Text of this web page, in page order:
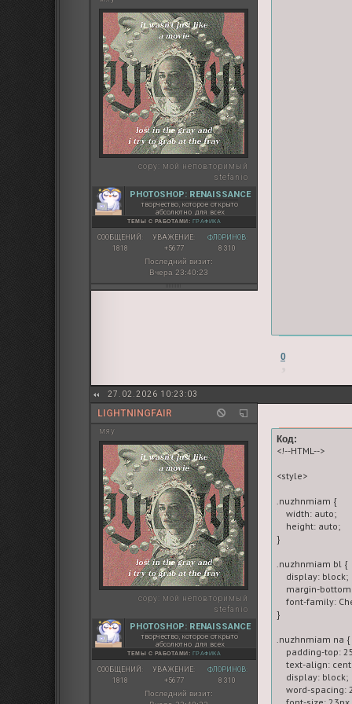
copy:
мой неповторимый
stefanio
PHOTOSHOP: RENAISSANCE
творчество, которое открыто
абсолютно для всех
ТЕМЫ С РАБОТАМИ: ГРАФИКА
СООБЩЕНИЙ:
1818
УВАЖЕНИЕ:
+5677
ФЛОРИНОВ:
8 310
Последний визит:
Вчера 23:40:23
0
27.02.2026 10:23:03
LIGHTNINGFAIR
мяу
copy:
мой неповторимый
stefanio
PHOTOSHOP: RENAISSANCE
творчество, которое открыто
абсолютно для всех
ТЕМЫ С РАБОТАМИ: ГРАФИКА
СООБЩЕНИЙ:
1818
УВАЖЕНИЕ:
+5677
ФЛОРИНОВ:
8 310
Последний визит:
Код:
<!--HTML-->
<style>
.nuzhnmiam {
    width: auto;
    height: auto;
}
.nuzhnmiam bl {
    display: block;
margin-
font-family:
}
.nuzhnmiam na {
padding-top:
text-align:
    display: block;
word-spacing: